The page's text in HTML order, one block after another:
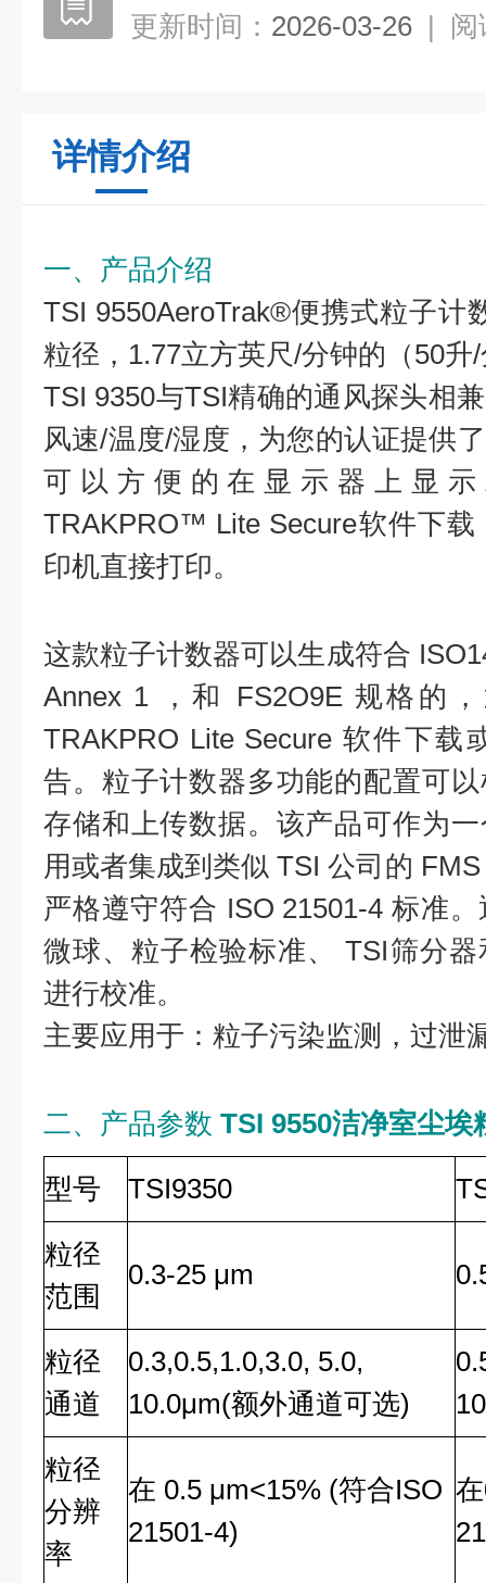
更新时间： 2026-03-26 | 阅
详情介绍
一、产品介绍
TSI 9550AeroTrak®便携式粒子计
粒径，1.77立方英尺/分钟的（50升
TSI 9350与TSI精确的通风探头相
风速/温度/湿度，为您的认证提供
可以方便的在显示器上显
TRAKPRO™ Lite Secure软件下
印机直接打印。
这款粒子计数器可以生成符合
Annex 1 ，和 FS2O9E 规格的
TRAKPRO Lite Secure 软件下
告。粒子计数器多功能的配置可
存储和上传数据。该产品可作为
用或者集成到类似 TSI 公司的
严格遵守符合 ISO 21501-4 标准
微球、粒子检验标准、 TSI筛分
进行校准。
主要应用于：粒子污染监测，过泄
二、产品参数 TSI 9550洁净室尘埃
型号
TSI9350
粒径
范围
0.3-25 μm
粒径
通道
0.3,0.5,1.0,3.0, 5.0,
10.0μm(额外通道可选)
粒径
分辨
率
在 0.5 μm<15% (符合ISO
21501-4)